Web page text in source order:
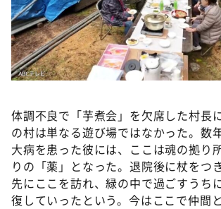
体調不良で「芋煮会」を欠席した村長
の村は単なる遊び場ではなかった。数
大病を患った彼には、ここは魂の拠り
りの「薬」となった。退院後に杖をつ
先にここを訪れ、緑の中で過ごすうち
復していったという。今はここで仲間